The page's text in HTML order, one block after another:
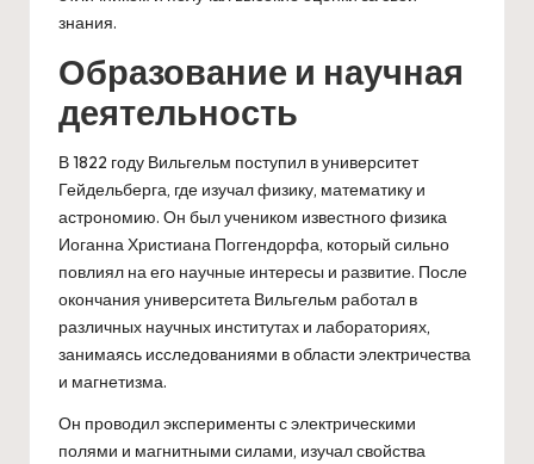
знания.
Образование и научная
деятельность
В 1822 году Вильгельм поступил в университет
Гейдельберга, где изучал физику, математику и
астрономию. Он был учеником известного физика
Иоганна Христиана Поггендорфа, который сильно
повлиял на его научные интересы и развитие. После
окончания университета Вильгельм работал в
различных научных институтах и лабораториях,
занимаясь исследованиями в области электричества
и магнетизма.
Он проводил эксперименты с электрическими
полями и магнитными силами, изучал свойства